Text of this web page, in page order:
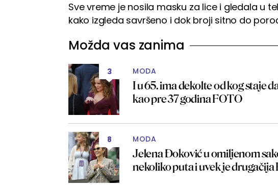
Sve vreme je nosila masku za lice i gledala u
kako izgleda savršeno i dok broji sitno do
Možda vas zanima
3 MODA
I u 65. ima dekolte od kog staje
kao pre 37 godina FOTO
8 MODA
Jelena Đoković u omiljenom
nekoliko puta i uvek je drugačija